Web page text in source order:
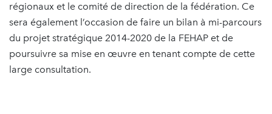
régionaux et le comité de direction de la fédération. Ce
sera également l’occasion de faire un bilan à mi-parcours
du projet stratégique 2014-2020 de la FEHAP et de
poursuivre sa mise en œuvre en tenant compte de cette
large consultation.